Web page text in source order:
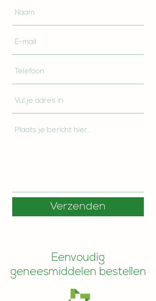
Verzenden
Eenvoudig
geneesmiddelen bestellen